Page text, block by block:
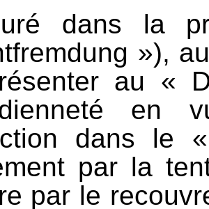
dans la
»),
au «
en
dans le
par la
par le